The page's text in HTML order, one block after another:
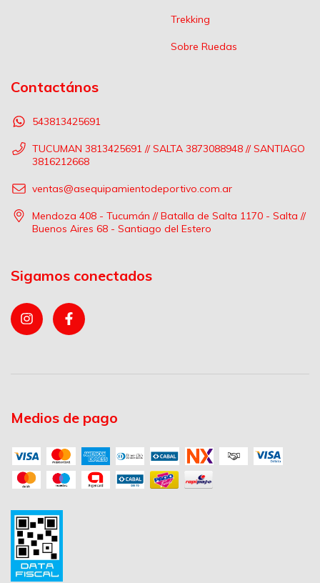
Trekking
Sobre Ruedas
Contactános
543813425691
TUCUMAN 3813425691 // SALTA 3873088948 // SANTIAGO
3816212668
ventas@asequipamientodeportivo.com.ar
Mendoza 408 - Tucumán // Batalla de Salta 1170 - Salta //
Buenos Aires 68 - Santiago del Estero
Sigamos conectados
Medios de pago